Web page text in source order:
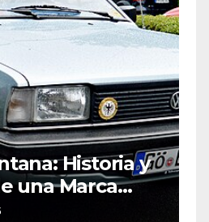
Historia y
una Marca